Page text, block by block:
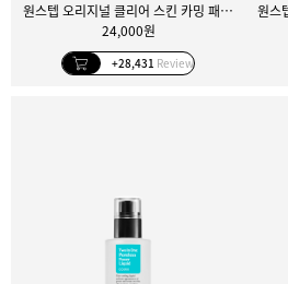
원스텝 오리지널 클리어 스킨 카밍 패드 100매
24,000원
+28,431 Review